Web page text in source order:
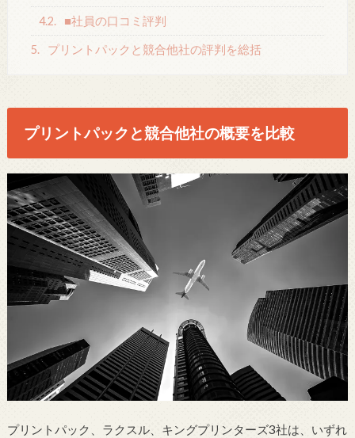
4.2. ■社員の口コミ評判
5. プリントパックと競合他社の評判を総括
プリントパックと競合他社の概要を比較
プリントパック、ラクスル、キングプリンターズ3社は、いずれ